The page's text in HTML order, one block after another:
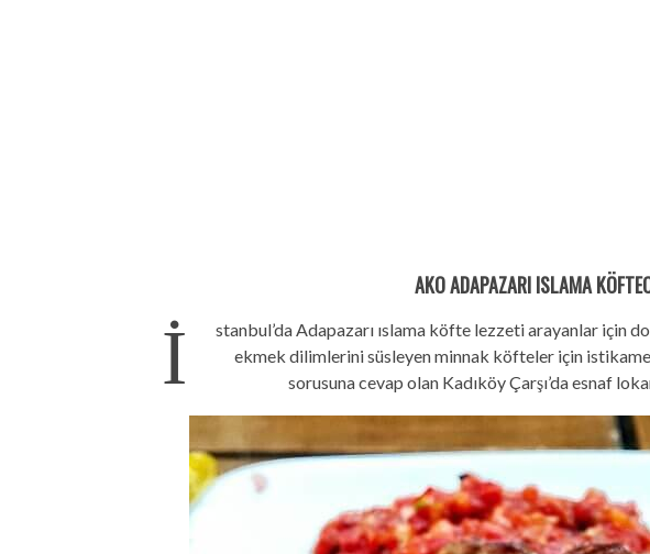
AKO ADAPAZARI ISLAMA
İ
stanbul’da Adapazarı ıslama köfte lezzeti arayanlar için
ekmek dilimlerini süsleyen minnak köfteler için
sorusuna cevap olan Kadıköy Çarşı’da esnaf